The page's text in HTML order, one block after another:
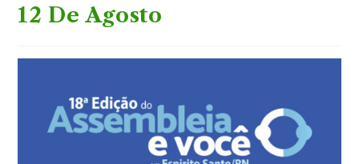
12 De Agosto